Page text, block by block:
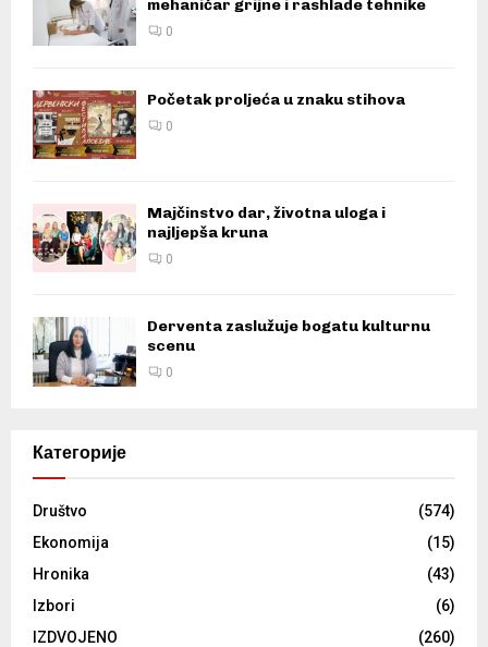
mehaničar grijne i rashlade tehnike
0
Početak proljeća u znaku stihova
0
Majčinstvo dar, životna uloga i
najljepša kruna
0
Derventa zaslužuje bogatu kulturnu
scenu
0
Категорије
Društvo
(574)
Ekonomija
(15)
Hronika
(43)
Izbori
(6)
IZDVOJENO
(260)